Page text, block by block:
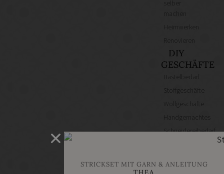
Heimwerken
DIY
GESCHÄFTE
Bastelbedarf
Stoffgeschäfte
Wollgeschäfte
Handgemachtes
Schneidereibedarf
Handarbeitszubehör
Online
STRICKSET MIT GARN & ANLEITUNG